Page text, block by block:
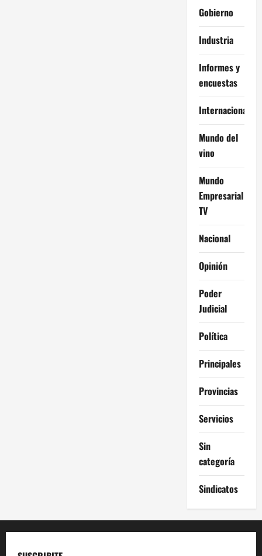
Gobierno
Industria
Informes y
encuestas
Internacional
Mundo del
vino
Mundo
Empresarial
TV
Nacional
Opinión
Poder
Judicial
Política
Principales
Provincias
Servicios
Sin
categoría
Sindicatos